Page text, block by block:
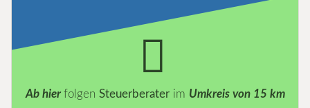
Ab hierfolgen Steuerberaterim Umkreis von 15 km